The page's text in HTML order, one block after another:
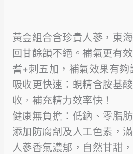
黃金組合含珍貴人蔘，東
回甘餘韻不絕。補氣更有
耆+刺五加，補氣效果有夠
吸收更快速：蜆精含胺基
收，補充精力效率快！
健康無負擔：低鈉、零脂
添加防腐劑及人工色素，
人蔘香氣濃郁，自然甘甜